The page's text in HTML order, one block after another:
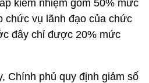
kiêm nhiệm gồm 50% mức
chức vụ lãnh đạo của chức
đây chỉ được 20% mức
Chính phủ quy định giảm số